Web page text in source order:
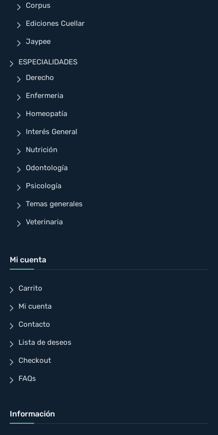
Corpus
Ediciones Cuellar
Jaypee
ESPECIALIDADES
Derecho
Enfermeria
Homeopatía
Interés General
Nutrición
Odontología
Psicología
Temas generales
Veterinaria
Mi cuenta
Carrito
Mi cuenta
Contacto
Lista de deseos
Checkout
FAQs
Información